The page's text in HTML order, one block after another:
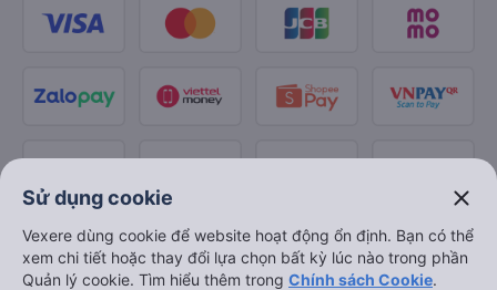
Sử dụng cookie close
Vexere dùng cookie để website hoạt động ổn định. Bạn có thể
xem chi tiết hoặc thay đổi lựa chọn bất kỳ lúc nào trong phần
Quản lý cookie. Tìm hiểu thêm trong Chính sách Cookie.